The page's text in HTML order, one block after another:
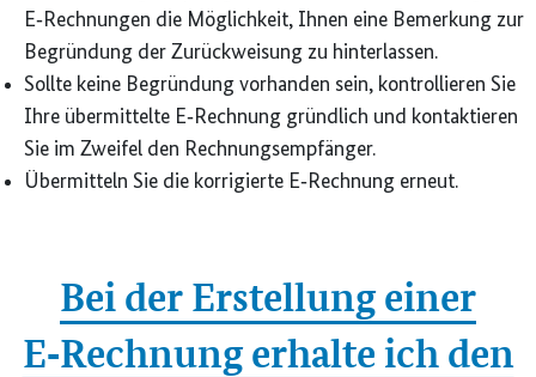
E‑Rechnungen die Möglichkeit, Ihnen eine Bemerkung zur
Begründung der Zurückweisung zu hinterlassen.
Sollte keine Begründung vorhanden sein, kontrollieren Sie
Ihre übermittelte E‑Rechnung gründlich und kontaktieren
Sie im Zweifel den Rechnungsempfänger.
Übermitteln Sie die korrigierte E‑Rechnung erneut.
Bei der Erstellung einer
E‑Rechnung erhalte ich den